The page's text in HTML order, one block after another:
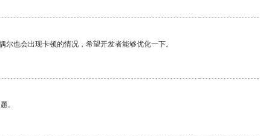
也会出现卡顿的情况，希望开发者能够优化一下。
。